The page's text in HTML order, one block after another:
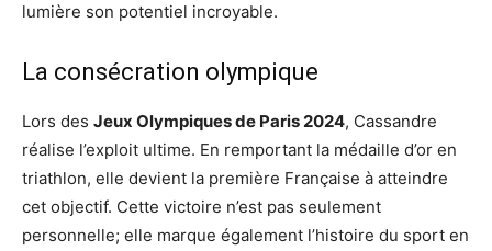
lumière son potentiel incroyable.
La consécration olympique
Lors des Jeux Olympiques de Paris 2024, Cassandre
réalise l’exploit ultime. En remportant la médaille d’or en
triathlon, elle devient la première Française à atteindre
cet objectif. Cette victoire n’est pas seulement
personnelle; elle marque également l’histoire du sport en